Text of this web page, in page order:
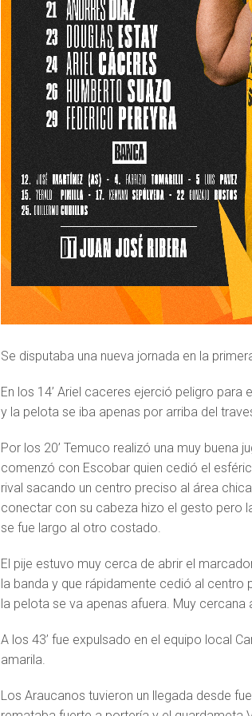
Se disputaba una nueva jornada en la
En los 14’ Ariel caceres ejerció peligro
y la pelota se iba apenas por arriba del
Por los 20’ Temuco realizó una muy buena
comenzó con Escobar quien cedió el
rival sacando un centro preciso al área
conectar con su cabeza hizo el gesto pero
se fue largo al otro costado.
El pije estuvo muy cerca de abrir el
la banda y que rápidamente cedió al centro
la pelota se va apenas afuera. Muy
A los 43’ fue expulsado en el equipo local
amarila.
Los Araucanos tuvieron un llegada desde